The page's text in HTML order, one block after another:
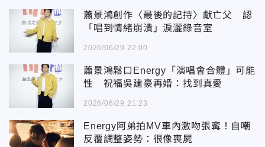
蕭景鴻創作〈最後的記持〉獻亡父 認
「唱到情緒崩潰」淚灑錄音室
2026/06/29 22:00
蕭景鴻鬆口Energy「演唱會合體」可能
性 祝福吳建豪再婚：找到真愛
2026/06/29 21:23
Energy阿弟拍MV車內激吻張寗！自嘲
反覆調整姿勢：很像喪屍